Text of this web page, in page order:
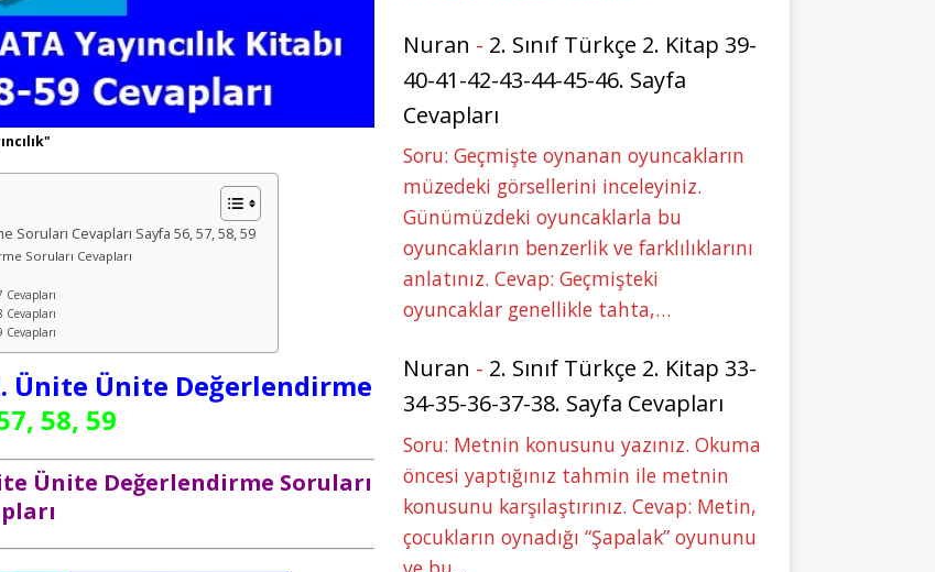
Soruları Cevapları Sayfa 56, 57, 58, 59
Soruları Cevapları
Cevapları
Cevapları
Cevapları
Ünite Ünite Değerlendirme
58, 59
Ünite Değerlendirme Soruları
Nuran - 2. Sınıf Türkçe 2. Kitap 39-
40-41-42-43-44-45-46. Sayfa
Cevapları
Soru: Geçmişte oynanan oyuncakların
müzedeki görsellerini inceleyiniz.
Günümüzdeki oyuncaklarla bu
oyuncakların benzerlik ve farklılıklarını
anlatınız. Cevap: Geçmişteki
oyuncaklar genellikle tahta,…
Nuran - 2. Sınıf Türkçe 2. Kitap 33-
34-35-36-37-38. Sayfa Cevapları
Soru: Metnin konusunu yazınız. Okuma
öncesi yaptığınız tahmin ile metnin
konusunu karşılaştırınız. Cevap: Metin,
çocukların oynadığı “Şapalak” oyununu